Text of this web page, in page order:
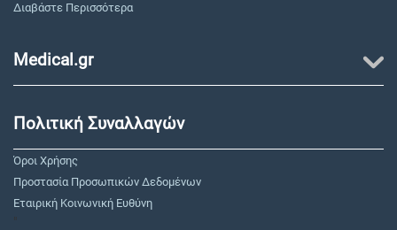
Διαβάστε Περισσότερα
Medical.gr
Πολιτική Συναλλαγών
Όροι Χρήσης
Προστασία Προσωπικών Δεδομένων
Εταιρική Κοινωνική Ευθύνη
"